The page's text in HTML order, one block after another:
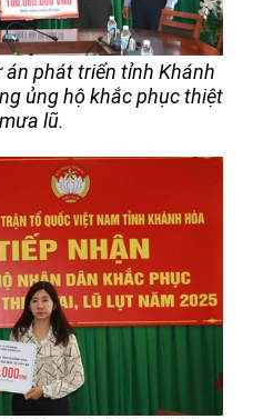
án phát triển tỉnh Khánh
ủng hộ khắc phục thiệt
lũ.